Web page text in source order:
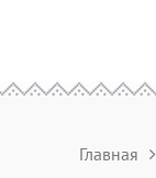
Главная